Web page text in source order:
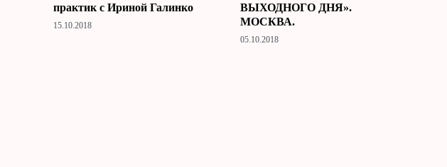
практик с Ириной Галинко
15.10.2018
ВЫХОДНОГО ДНЯ».
МОСКВА.
05.10.2018